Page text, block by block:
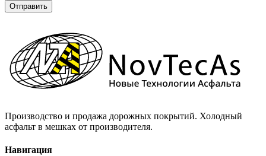
Отправить
Производство и продажа дорожных покрытий. Холодный
асфальт в мешках от производителя.
Навигация